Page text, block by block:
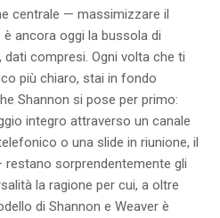
centrale — massimizzare il
ancora oggi la bussola di
compresi. Ogni volta che ti
più chiaro, stai in fondo
Shannon si pose per primo:
integro attraverso un canale
o una slide in riunione, il
sorprendentemente gli
la ragione per cui, a oltre
di Shannon e Weaver è